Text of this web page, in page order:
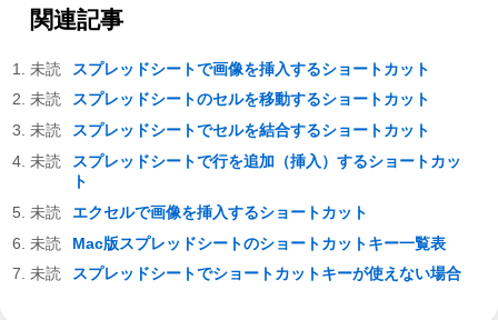
関連記事
スプレッドシートで画像を挿入するショートカット
スプレッドシートのセルを移動するショートカット
スプレッドシートでセルを結合するショートカット
スプレッドシートで行を追加（挿入）するショートカッ
ト
エクセルで画像を挿入するショートカット
Mac版スプレッドシートのショートカットキー一覧表
スプレッドシートでショートカットキーが使えない場合